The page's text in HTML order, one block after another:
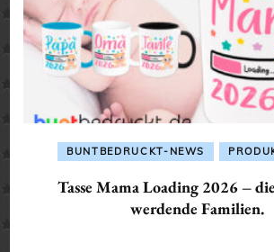
BUNTBEDRUCKT-NEWS
Tasse Mama Loading 2026 –
werdende Familien.